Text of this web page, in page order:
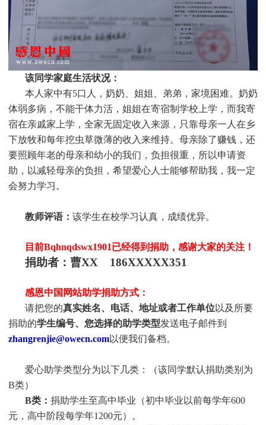
该同学家庭生活状况：
本人家中有5口人，奶奶、姐姐、弟弟，家境困难。奶奶
体弱多病，不能干体力活，姐姐在寄宿制学校上学，而我寄
宿在亲戚家上学，全家无固定收入来源，只靠母亲一人在乡
下放牧和每年挖虫草微薄的收入来维持。母亲除了赚钱，还
要照顾年老的母亲和幼小的我们，负担很重，所以申请资
助，以减轻母亲的负担，希望爱心人士能够帮助我，我一定
会努力学习。
教师评语： 该学生在校学习认真，成绩优异。
目前Bqhnqdswx1901已经得到捐助，感谢大家的关注！
捐助者：曹XX 186XXXXX351
感恩中国网站助学捐助方式：
请把您的真实姓名、电话、地址或者工作单位以及所要
捐助的学生编号、您选择的助学类型发送电子邮件到
zhangrenjie@owecn.com以便我们备档。
爱心助学类型分为以下几类：（该同学默认捐助类别为
B类）
B类： 捐助学生至高中毕业（初中毕业以前每学年600
元，高中阶段每学年1200元）。